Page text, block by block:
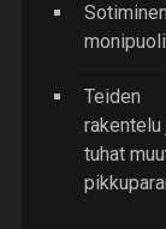
Sotiminen
Teiden
rakentelu
tuhat